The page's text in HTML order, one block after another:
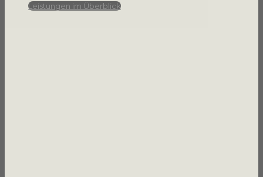
Leistungen im Überblick